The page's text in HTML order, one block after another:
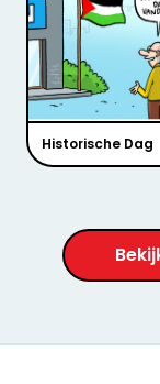
Historische Dag